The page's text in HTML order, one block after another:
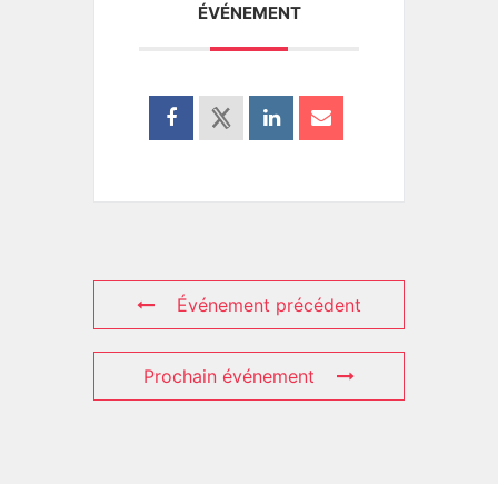
ÉVÉNEMENT
Événement précédent
Prochain événement